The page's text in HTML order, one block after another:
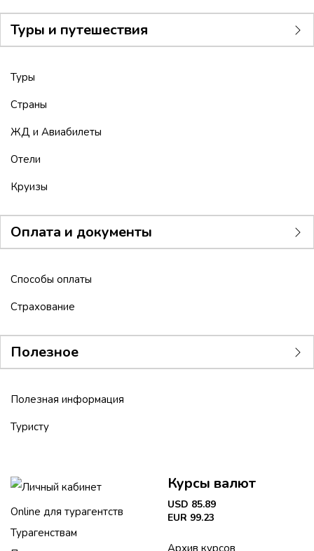
Туры и путешествия
Туры
Страны
ЖД и Авиабилеты
Отели
Круизы
Оплата и документы
Способы оплаты
Страхование
Полезное
Полезная информация
Туристу
Личный кабинет
Online для турагентств
Турагенствам
Курсы валют
USD 85.89
EUR 99.23